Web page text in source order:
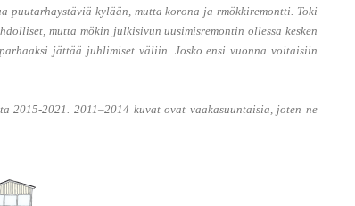
kylään, mutta korona ja rmökkiremontti. Toki
mutta mökin julkisivun uusimisremontin ollessa kesken
jättää juhlimiset väliin. Josko ensi vuonna voitaisiin
2015-2021. 2011–2014 kuvat ovat vaakasuuntaisia, joten ne